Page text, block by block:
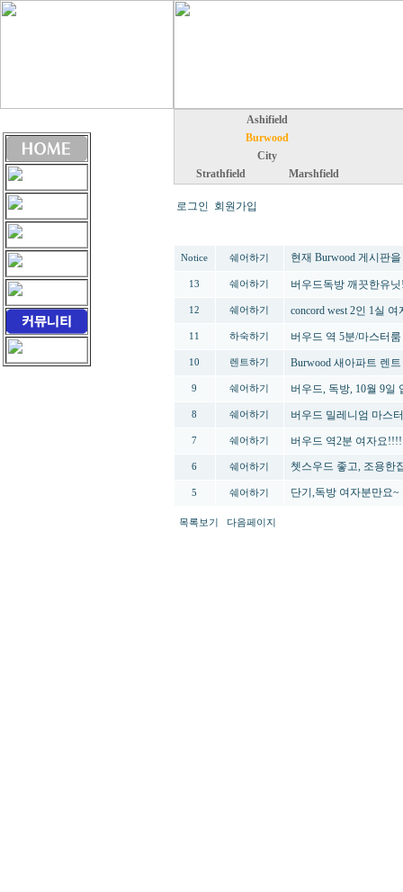
Ashifield
Burwood
City
Strathfield
Marshfield
로그인 회원가입
Notice 쉐어하기 현재 Burwood 게시판
13 쉐어하기 버우드독방 깨끗한유닛
12 쉐어하기 concord west 2인 1실 여
11 하숙하기 버우드 역 5분/마스터
10 렌트하기 Burwood 새아파트 렌트
9 쉐어하기 버우드, 독방, 10월 9일
8 쉐어하기 버우드 밀레니엄 마스
7 쉐어하기 버우드 역2분 여자요
6 쉐어하기 쳇스우드 좋고, 조용한
5 쉐어하기 단기,독방 여자분만요~
목록보기 다음페이지